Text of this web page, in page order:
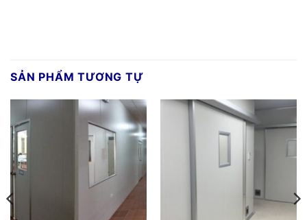
SẢN PHẨM TƯƠNG TỰ